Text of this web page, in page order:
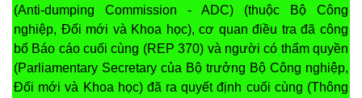
(Anti-dumping Commission - ADC) (thuộc Bộ Công
nghiệp, Đổi mới và Khoa học), cơ quan điều tra đã công
bố Báo cáo cuối cùng (REP 370) và người có thẩm quyền
(Parliamentary Secretary của Bộ trưởng Bộ Công nghiệp,
Đổi mới và Khoa học) đã ra quyết định cuối cùng (Thông